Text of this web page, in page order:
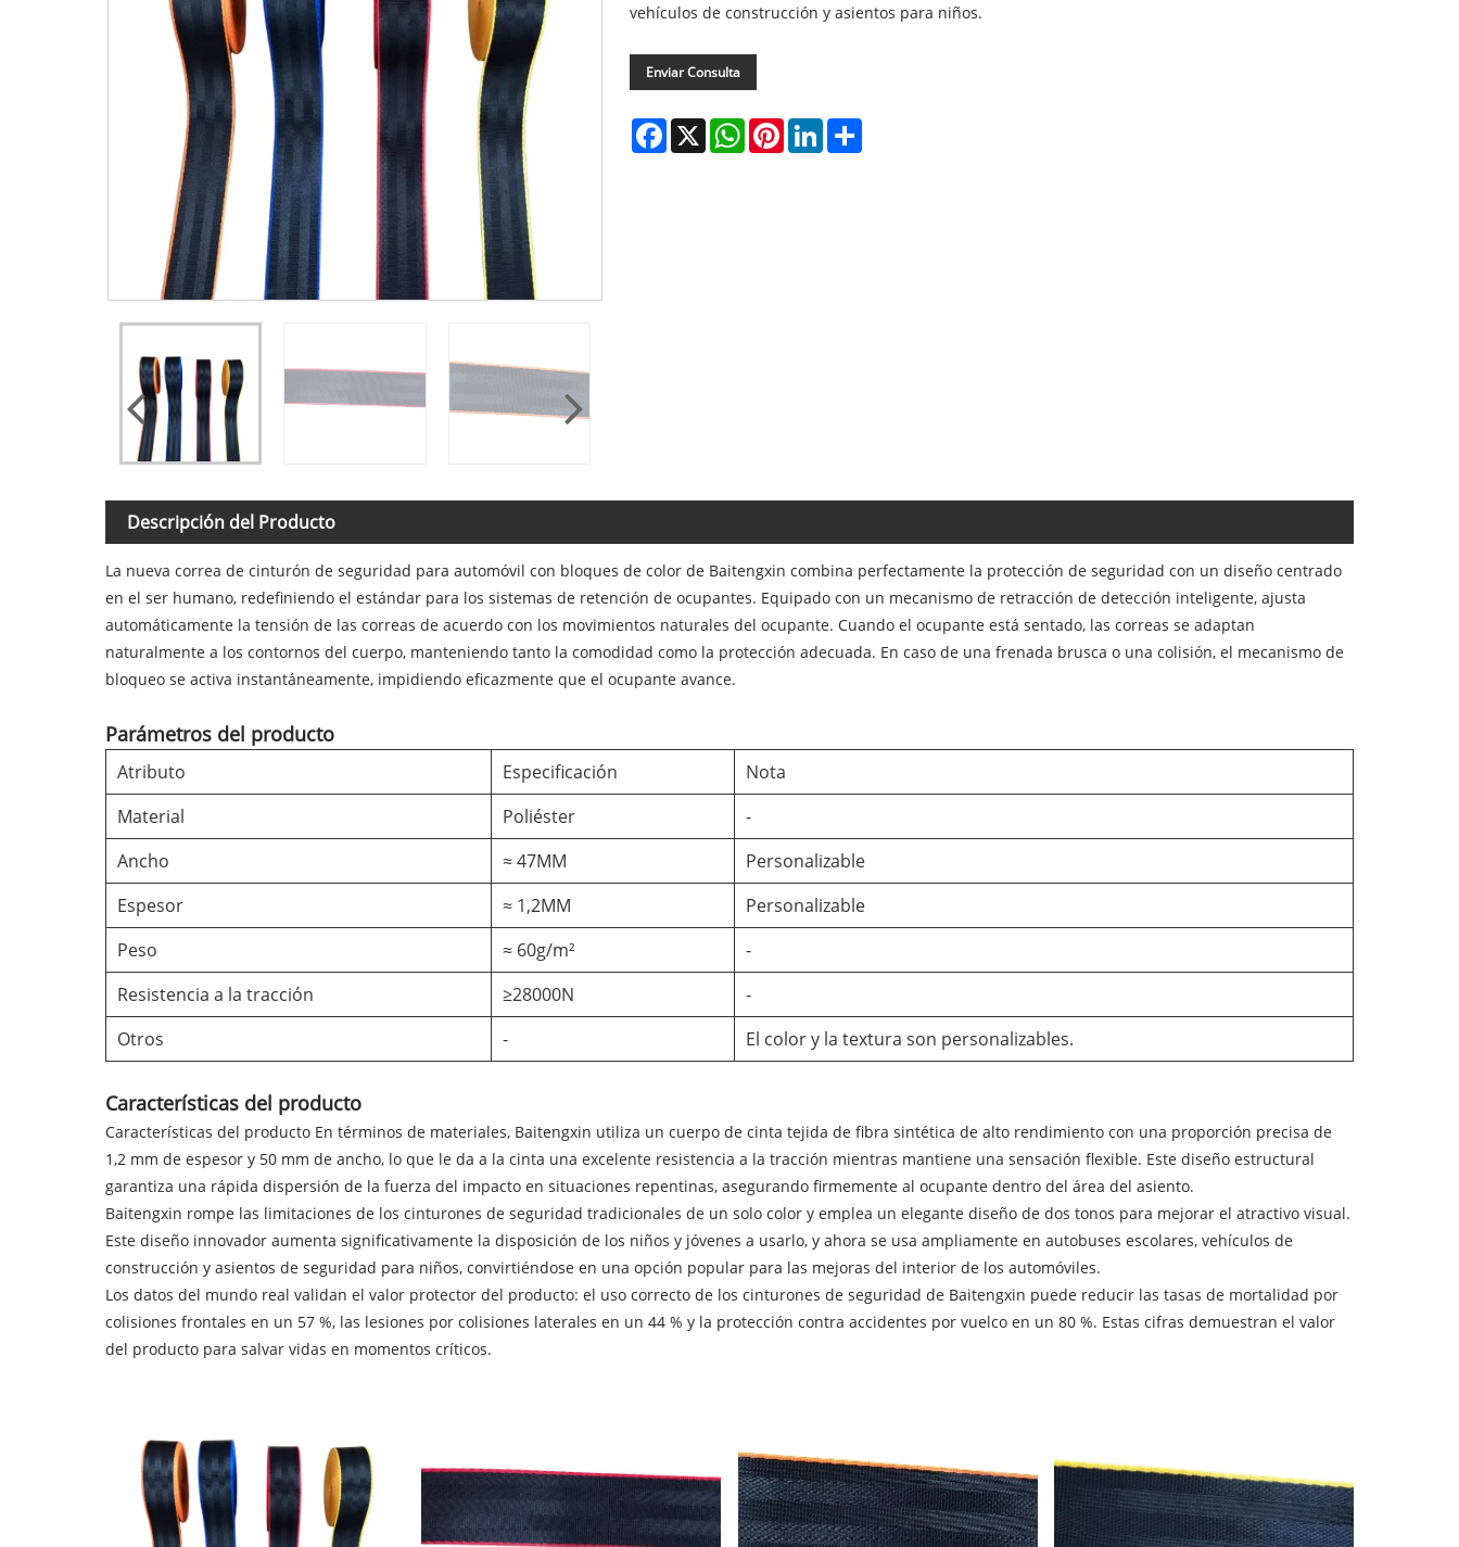
vehículos de construcción y asientos para niños.
Enviar Consulta
Facebook
X WhatsAppPinterestLinkedIn
Descripción del Producto
La nueva correa de cinturón de seguridad para automóvil con bloques de color de Baitengxin combina perfectamente la protección de seguridad con un diseño centrado
en el ser humano, redefiniendo el estándar para los sistemas de retención de ocupantes. Equipado con un mecanismo de retracción de detección inteligente, ajusta
automáticamente la tensión de las correas de acuerdo con los movimientos naturales del ocupante. Cuando el ocupante está sentado, las correas se adaptan
naturalmente a los contornos del cuerpo, manteniendo tanto la comodidad como la protección adecuada. En caso de una frenada brusca o una colisión, el mecanismo de
bloqueo se activa instantáneamente, impidiendo eficazmente que el ocupante avance.
Parámetros del producto
Atributo Especificación
Nota
Material
Poliéster
-
Ancho
≈ 47MM
Personalizable
Espesor
≈ 1,2MM
Personalizable
Peso
≈ 60g/m²
-
Resistencia a la tracción
≥28000N
-
Otros
- El color y la textura son personalizables.
Características del producto
Características del producto En términos de materiales, Baitengxin utiliza un cuerpo de cinta tejida de fibra sintética de alto rendimiento con una proporción precisa de
1,2 mm de espesor y 50 mm de ancho, lo que le da a la cinta una excelente resistencia a la tracción mientras mantiene una sensación flexible. Este diseño estructural
garantiza una rápida dispersión de la fuerza del impacto en situaciones repentinas, asegurando firmemente al ocupante dentro del área del asiento.
Baitengxin rompe las limitaciones de los cinturones de seguridad tradicionales de un solo color y emplea un elegante diseño de dos tonos para mejorar el atractivo visual.
Este diseño innovador aumenta significativamente la disposición de los niños y jóvenes a usarlo, y ahora se usa ampliamente en autobuses escolares, vehículos de
construcción y asientos de seguridad para niños, convirtiéndose en una opción popular para las mejoras del interior de los automóviles.
Los datos del mundo real validan el valor protector del producto: el uso correcto de los cinturones de seguridad de Baitengxin puede reducir las tasas de mortalidad por
colisiones frontales en un 57 %, las lesiones por colisiones laterales en un 44 % y la protección contra accidentes por vuelco en un 80 %. Estas cifras demuestran el valor
del producto para salvar vidas en momentos críticos.